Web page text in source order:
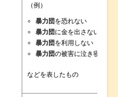
（例）
暴力団を恐れない
暴力団に金を出さない
暴力団を利用しない
暴力団の被害に泣き寝入り
などを表したもの